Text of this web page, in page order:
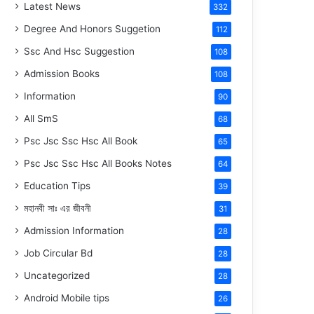
Latest News 332
Degree And Honors Suggetion 112
Ssc And Hsc Suggestion 108
Admission Books 108
Information 90
All SmS 68
Psc Jsc Ssc Hsc All Book 65
Psc Jsc Ssc Hsc All Books Notes 64
Education Tips 39
মহানবীসাঃ এর জীবনী 31
Admission Information 28
Job Circular Bd 28
Uncategorized 28
Android Mobile tips 26